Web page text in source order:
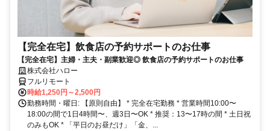
【完全在宅】飲食店の予約サポートのお仕事
【完全在宅】主婦・主夫・副業歓迎◎ 飲食店の予約サポートのお仕事
株式会社ハロー
フルリモート
時給1,250円～2,500円
勤務時間・曜日: 【原則自由】 * 完全在宅勤務 * 営業時間10:00〜
18:00の間で1日4時間〜、週3日〜OK * 推奨：13〜17時の間 * 土日祝
のみもOK * 「平日のお昼だけ」「金、...